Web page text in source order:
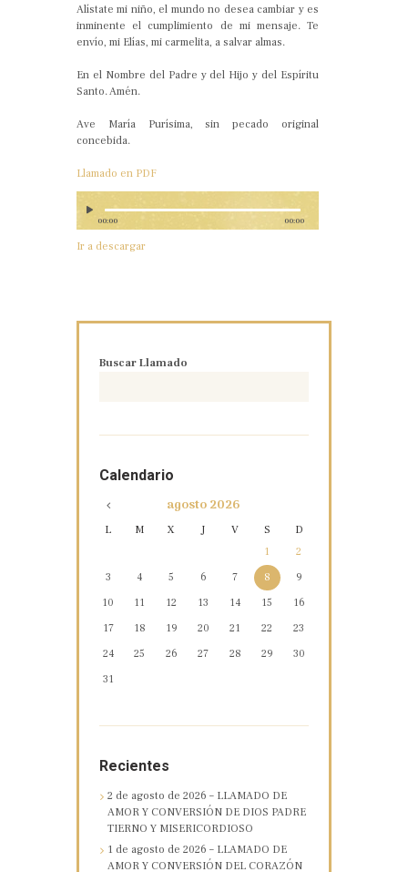
Alístate mi niño, el mundo no desea cambiar y es
inminente el cumplimiento de mi mensaje. Te
envío, mi Elías, mi carmelita, a salvar almas.
En el Nombre del Padre y del Hijo y del Espíritu
Santo. Amén.
Ave María Purísima, sin pecado original
concebida.
Llamado en PDF
00:00 00:00
Ir a descargar
Buscar Llamado
Calendario
agosto2026
L M X J V S
D
1
2
3
4 5 6 7 8
9
10
11 12 13 14 15
16
17
18 19 20 21 22
23
24
25 26 27 28 29
30
31
Recientes
2 de agosto de 2026 – LLAMADO DE
AMOR Y CONVERSIÓN DE DIOS PADRE
TIERNO Y MISERICORDIOSO
1 de agosto de 2026 – LLAMADO DE
AMOR Y CONVERSIÓN DEL CORAZÓN